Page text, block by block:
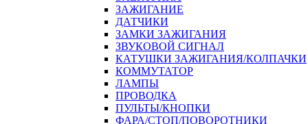
ЗАЖИГАНИЕ
ДАТЧИКИ
ЗАМКИ ЗАЖИГАНИЯ
ЗВУКОВОЙ СИГНАЛ
КАТУШКИ ЗАЖИГАНИЯ/КОЛПАЧКИ
КОММУТАТОР
ЛАМПЫ
ПРОВОДКА
ПУЛЬТЫ/КНОПКИ
ФАРА/СТОП/ПОВОРОТНИКИ